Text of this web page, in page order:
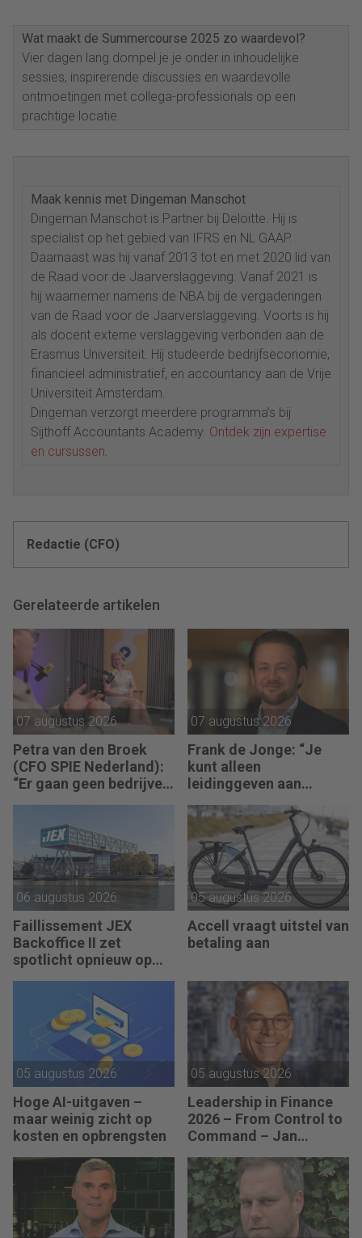
Wat maakt de Summercourse 2025 zo waardevol?
Vier dagen lang dompel je je onder in inhoudelijke
sessies, inspirerende discussies en waardevolle
ontmoetingen met collega-professionals op een
prachtige locatie.
Maak kennis met Dingeman Manschot
Dingeman Manschot is Partner bij Deloitte. Hij is
specialist op het gebied van IFRS en NL GAAP.
Daarnaast was hij vanaf 2013 tot en met 2020 lid van
de Raad voor de Jaarverslaggeving. Vanaf 2021 is
hij waarnemer namens de NBA bij de vergaderingen
van de Raad voor de Jaarverslaggeving. Voorts is hij
als docent externe verslaggeving verbonden aan de
Erasmus Universiteit. Hij studeerde bedrijfseconomie,
financieel administratief, en accountancy aan de Vrije
Universiteit Amsterdam.
Dingeman verzorgt meerdere programma’s bij
Sijthoff Accountants Academy. Ontdek zijn expertise
en cursussen.
Redactie (CFO)
Gerelateerde artikelen
07 augustus 2026
Petra van den Broek
(CFO SPIE Nederland):
“Er gaan geen bedrijven
failliet omdat ze geen
07 augustus 2026
Frank de Jonge: “Je
kunt alleen
leidinggeven aan
anderen als je leiding
kunt geven aan jezelf.”
06 augustus 2026
Faillissement JEX
Backoffice II zet
spotlicht opnieuw op
05 augustus 2026
Accell vraagt uitstel van
betaling aan
05 augustus 2026
Hoge AI-uitgaven –
maar weinig zicht op
kosten en opbrengsten
05 augustus 2026
Leadership in Finance
2026 – From Control to
Command – Jan
van The Protein
Brewery): “Je moet
vaak met relatief weinig
data toch knopen